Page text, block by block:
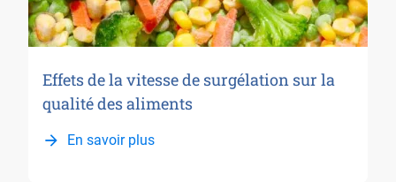
Effets de la vitesse de surgélation sur la
qualité des aliments
En savoir plus